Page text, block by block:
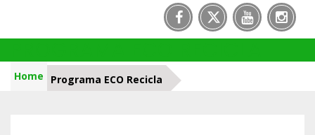
Home Programa ECO Recicla